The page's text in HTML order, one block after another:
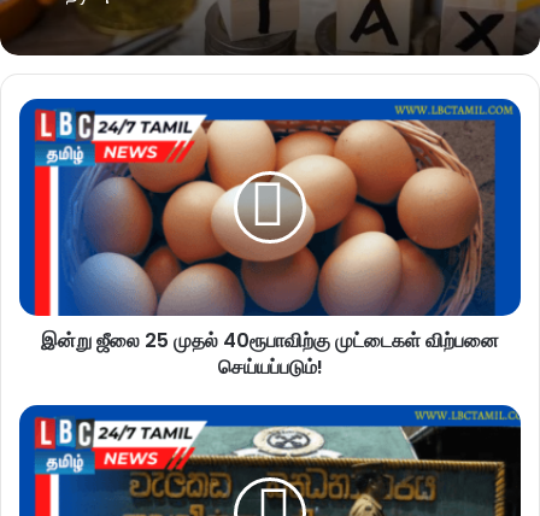
இன்று ஜீலை 25 முதல் 40ரூபாவிற்கு முட்டைகள் விற்பனை
செய்யப்படும்!